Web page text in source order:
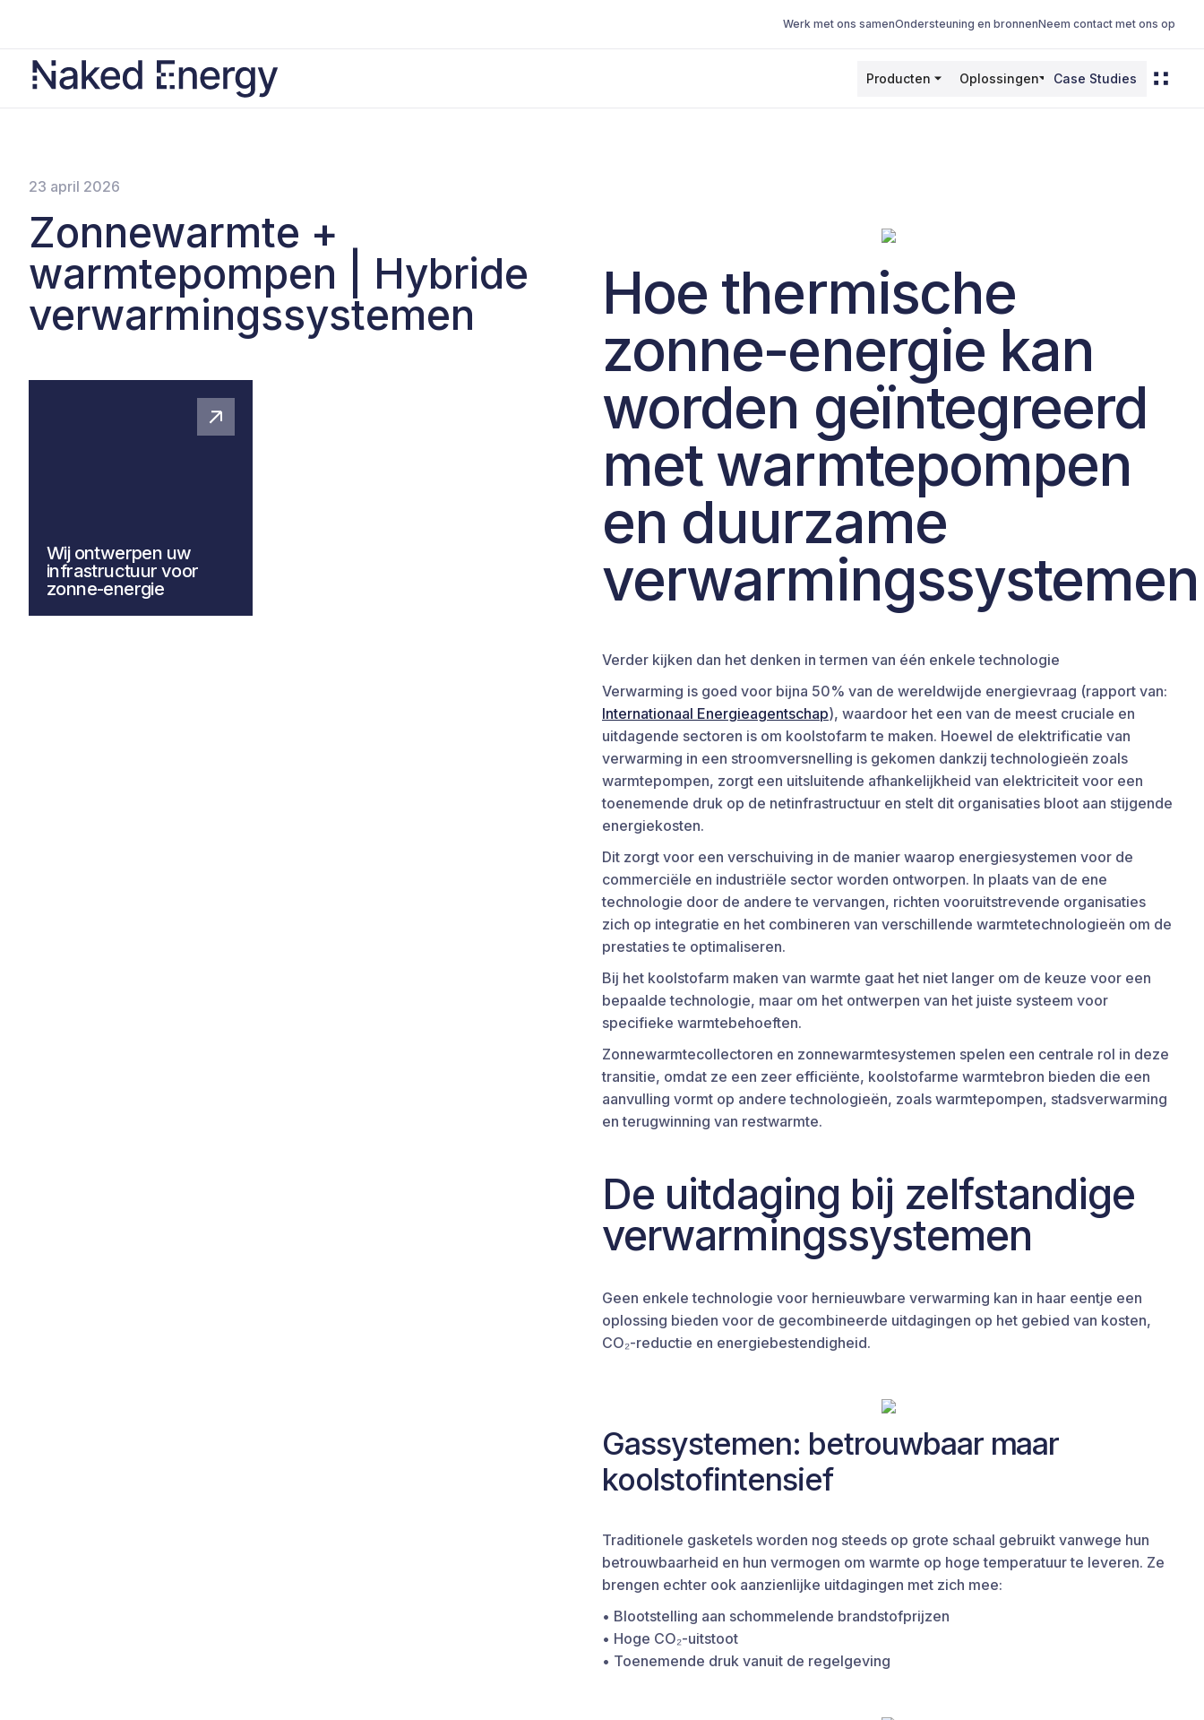
Werk met ons samenOndersteuning en bronnenNeem contact met ons op
Producten Oplossingen Case Studies
23 april 2026
Zonnewarmte +
warmtepompen | Hybride
verwarmingssystemen
Wij ontwerpen uw
infrastructuur voor
zonne-energie
Hoe thermische
zonne-energie kan
worden geïntegreerd
met warmtepompen
en duurzame
verwarmingssystemen
Verder kijken dan het denken in termen van één enkele technologie
Verwarming is goed voor bijna 50% van de wereldwijde energievraag (rapport van:
Internationaal Energieagentschap), waardoor het een van de meest cruciale en
uitdagende sectoren is om koolstofarm te maken. Hoewel de elektrificatie van
verwarming in een stroomversnelling is gekomen dankzij technologieën zoals
warmtepompen, zorgt een uitsluitende afhankelijkheid van elektriciteit voor een
toenemende druk op de netinfrastructuur en stelt dit organisaties bloot aan stijgende
energiekosten.
Dit zorgt voor een verschuiving in de manier waarop energiesystemen voor de
commerciële en industriële sector worden ontworpen. In plaats van de ene
technologie door de andere te vervangen, richten vooruitstrevende organisaties
zich op integratie en het combineren van verschillende warmtetechnologieën om de
prestaties te optimaliseren.
Bij het koolstofarm maken van warmte gaat het niet langer om de keuze voor een
bepaalde technologie, maar om het ontwerpen van het juiste systeem voor
specifieke warmtebehoeften.
Zonnewarmtecollectoren en zonnewarmtesystemen spelen een centrale rol in deze
transitie, omdat ze een zeer efficiënte, koolstofarme warmtebron bieden die een
aanvulling vormt op andere technologieën, zoals warmtepompen, stadsverwarming
en terugwinning van restwarmte.
De uitdaging bij zelfstandige
verwarmingssystemen
Geen enkele technologie voor hernieuwbare verwarming kan in haar eentje een
oplossing bieden voor de gecombineerde uitdagingen op het gebied van kosten,
CO₂-reductie en energiebestendigheid.
Gassystemen: betrouwbaar maar
koolstofintensief
Traditionele gasketels worden nog steeds op grote schaal gebruikt vanwege hun
betrouwbaarheid en hun vermogen om warmte op hoge temperatuur te leveren. Ze
brengen echter ook aanzienlijke uitdagingen met zich mee:
• Blootstelling aan schommelende brandstofprijzen
• Hoge CO₂-uitstoot
• Toenemende druk vanuit de regelgeving